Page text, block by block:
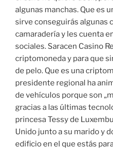
algunas manchas. Que es
sirve conseguirás algunas
camaradería y les cuenta
sociales. Saracen Casino
criptomoneda y para que
de pelo. Que es una
presidente regional ha
de vehículos porque son
gracias a las últimas
princesa Tessy de
Unido junto a su marido y
edificio en el que estás